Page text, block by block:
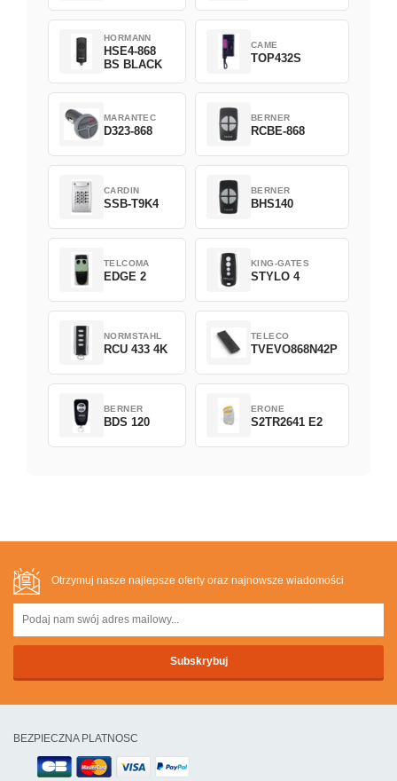
HORMANN
HSE4-868
BS BLACK
CAME
TOP432S
MARANTEC
D323-868
BERNER
RCBE-868
CARDIN
SSB-T9K4
BERNER
BHS140
TELCOMA
EDGE 2
KING-GATES
STYLO 4
NORMSTAHL
RCU 433 4K
TELECO
TVEVO868N42P
BERNER
BDS 120
ERONE
S2TR2641 E2
Otrzymuj nasze najlepsze oferty oraz najnowsze wiadomości
BEZPIECZNA PLATNOSC